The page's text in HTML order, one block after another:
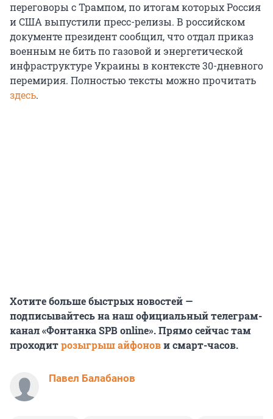
переговоры с Трампом, по итогам которых Россия
и США выпустили пресс-релизы. В российском
документе президент сообщил, что отдал приказ
военным не бить по газовой и энергетической
инфраструктуре Украины в контексте 30-дневного
перемирия. Полностью тексты можно прочитать
здесь.
Хотите больше быстрых новостей —
подписывайтесь на наш официальный телеграм-
канал «Фонтанка SPB online». Прямо сейчас там
проходитрозыгрыш айфонови смарт-часов.
Павел Балабанов